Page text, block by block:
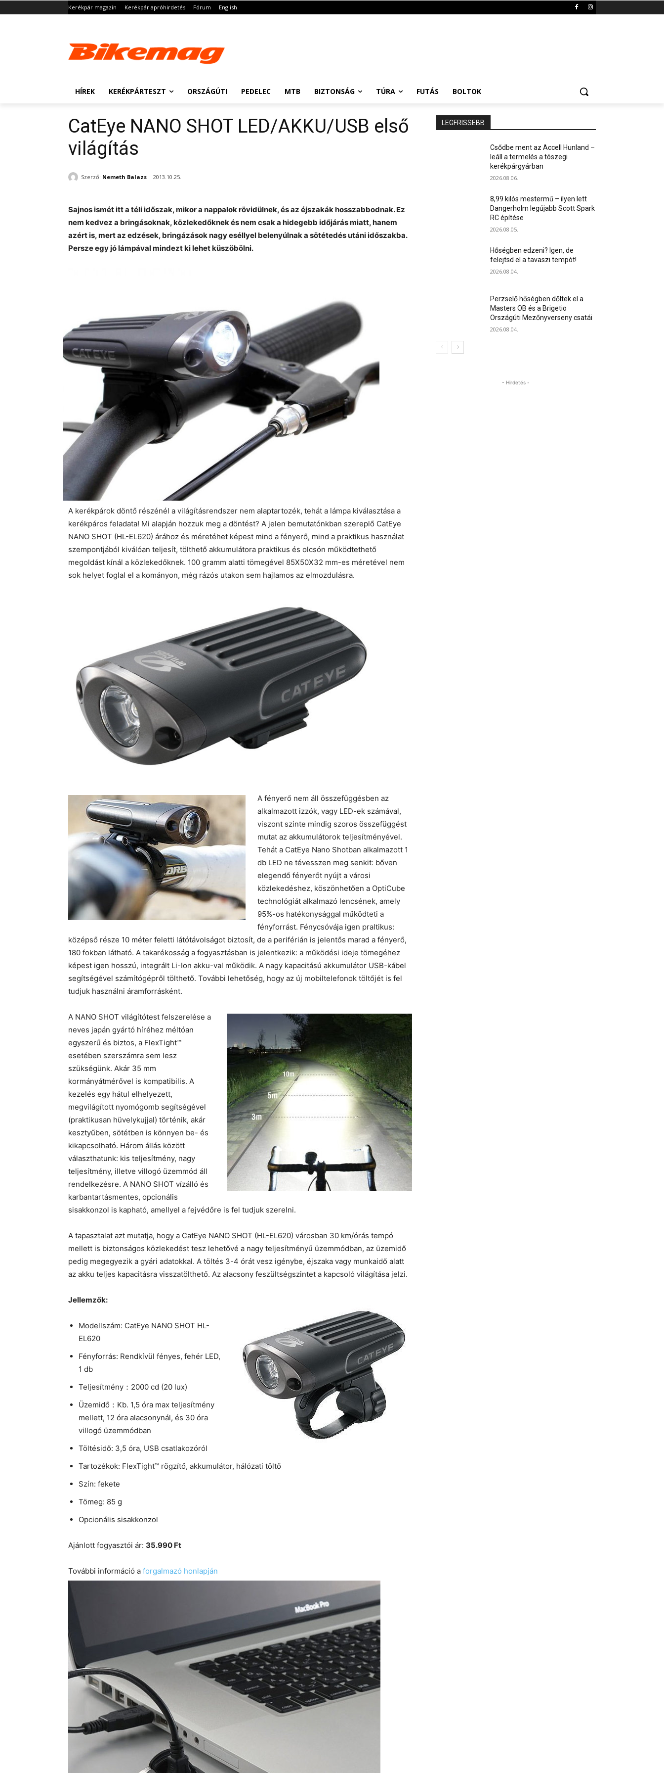
Kerékpár magazin Kerékpár apróhirdetés Fórum English
HÍREK KERÉKPÁRTESZT ORSZÁGÚTI PEDELEC MTB BIZTONSÁG TÚRA FUTÁS BOLTOK
CatEye NANO SHOT LED/AKKU/USB első
világítás
Szerző: Nemeth Balazs 2013.10.25.
Sajnos ismét itt a téli időszak, mikor a nappalok rövidülnek, és az éjszakák hosszabbodnak. Ez
nem kedvez a bringásoknak, közlekedőknek és nem csak a hidegebb időjárás miatt, hanem
azért is, mert az edzések, bringázások nagy eséllyel belenyúlnak a sötétedés utáni időszakba.
Persze egy jó lámpával mindezt ki lehet küszöbölni.
A kerékpárok döntő részénél a világításrendszer nem alaptartozék, tehát a lámpa kiválasztása a
kerékpáros feladata! Mi alapján hozzuk meg a döntést? A jelen bemutatónkban szereplő CatEye
NANO SHOT (HL-EL620) árához és méretéhet képest mind a fényerő, mind a praktikus használat
szempontjából kiválóan teljesít, tölthető akkumulátora praktikus és olcsón működtethető
megoldást kínál a közlekedőknek. 100 gramm alatti tömegével 85X50X32 mm-es méretével nem
sok helyet foglal el a kományon, még rázós utakon sem hajlamos az elmozdulásra.
A fényerő nem áll összefüggésben az
alkalmazott izzók, vagy LED-ek számával,
viszont szinte mindig szoros összefüggést
mutat az akkumulátorok teljesítményével.
Tehát a CatEye Nano Shotban alkalmazott 1
db LED ne tévesszen meg senkit: bőven
elegendő fényerőt nyújt a városi
közlekedéshez, köszönhetően a OptiCube
technológiát alkalmazó lencsének, amely
95%-os hatékonysággal működteti a
fényforrást. Fénycsóvája igen praltikus:
középső része 10 méter feletti látótávolságot biztosít, de a periférián is jelentős marad a fényerő,
180 fokban látható. A takarékosság a fogyasztásban is jelentkezik: a működési ideje tömegéhez
képest igen hosszú, integrált Li-Ion akku-val működik. A nagy kapacitású akkumulátor USB-kábel
segítségével számítógépről tölthető. További lehetőség, hogy az új mobiltelefonok töltőjét is fel
tudjuk használni áramforrásként.
A NANO SHOT világítótest felszerelése a
neves japán gyártó híréhez méltóan
egyszerű és biztos, a FlexTight™
esetében szerszámra sem lesz
szükségünk. Akár 35 mm
kormányátmérővel is kompatibilis. A
kezelés egy hátul elhelyezett,
megvilágított nyomógomb segítségével
(praktikusan hüvelykujjal) történik, akár
kesztyűben, sötétben is könnyen be- és
kikapcsolható. Három állás között
választhatunk: kis teljesítmény, nagy
teljesítmény, illetve villogó üzemmód áll
rendelkezésre. A NANO SHOT vízálló és
karbantartásmentes, opcionális
sisakkonzol is kapható, amellyel a fejvédőre is fel tudjuk szerelni.
A tapasztalat azt mutatja, hogy a CatEye NANO SHOT (HL-EL620) városban 30 km/órás tempó
mellett is biztonságos közlekedést tesz lehetővé a nagy teljesítményű üzemmódban, az üzemidő
pedig megegyezik a gyári adatokkal. A töltés 3-4 órát vesz igénybe, éjszaka vagy munkaidő alatt
az akku teljes kapacitásra visszatölthető. Az alacsony feszültségszintet a kapcsoló világítása jelzi.
Jellemzők:
Modellszám: CatEye NANO SHOT HL-
EL620
Fényforrás: Rendkívül fényes, fehér LED,
1 db
Teljesítmény：2000 cd (20 lux)
Üzemidő：Kb. 1,5 óra max teljesítmény
mellett, 12 óra alacsonynál, és 30 óra
villogó üzemmódban
Töltésidő: 3,5 óra, USB csatlakozóról
Tartozékok: FlexTight™ rögzítő, akkumulátor, hálózati töltő
Szín: fekete
Tömeg: 85 g
Opcionális sisakkonzol
Ajánlott fogyasztói ár: 35.990 Ft
További információ a forgalmazó honlapján
LEGFRISSEBB
Csődbe ment az Accell Hunland –
leáll a termelés a tószegi
kerékpárgyárban
2026.08.06.
8,99 kilós mestermű – ilyen lett
Dangerholm legújabb Scott Spark
RC építése
2026.08.05.
Hőségben edzeni? Igen, de
felejtsd el a tavaszi tempót!
2026.08.04.
Perzselő hőségben dőltek el a
Masters OB és a Brigetio
Országúti Mezőnyverseny csatái
2026.08.04.
- Hirdetés -